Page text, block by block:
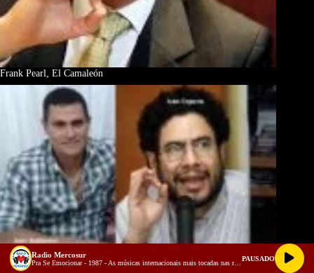
Frank Pearl, El Camaleón
Radio Mercosur
Pra Se Emocionar - 1987 - As músicas internacionais mais tocadas nas rádios do Brasil
PAUSADO